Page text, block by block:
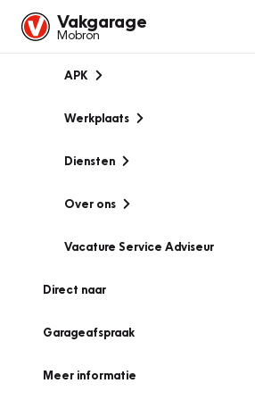
Vakgarage
Mobron
APK
Werkplaats
Diensten
Over ons
Vacature Service Adviseur
Direct naar
Garageafspraak
Meer informatie